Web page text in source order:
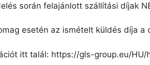
során felajánlott szállítási díjak
esetén az ismételt küldés díja a
itt talál: https://gls-group.eu/